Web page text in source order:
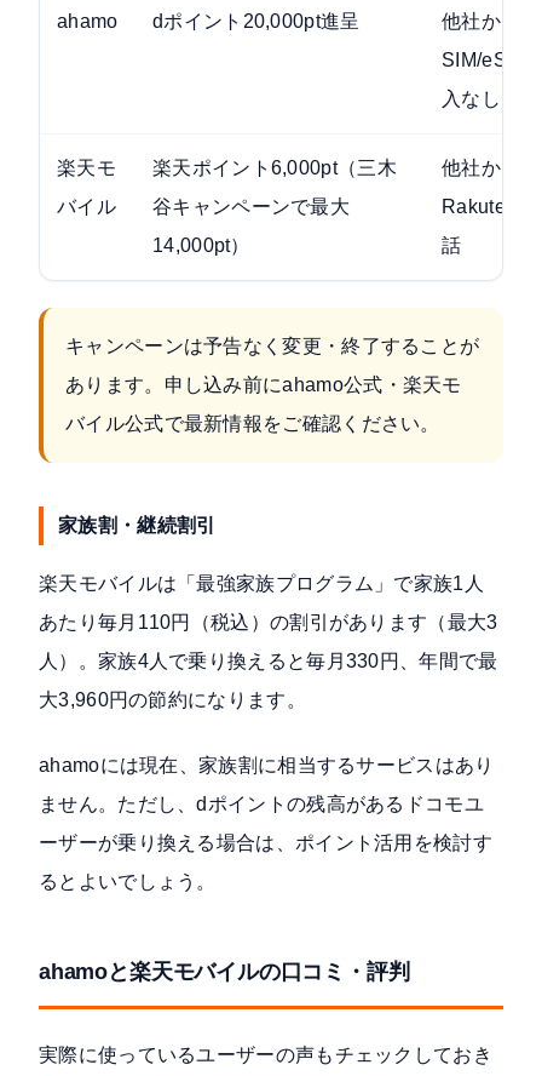
ahamo dポイント20,000pt進呈
他社から
SIM/eSIM
入なし）
楽天モ
バイル
楽天ポイント6,000pt（三木
谷キャンペーンで最大
14,000pt）
他社から
Rakuten
話
キャンペーンは予告なく変更・終了することが
あります。申し込み前にahamo公式 ・ 楽天モ
バイル公式で最新情報をご確認ください。
家族割・継続割引
楽天モバイルは「最強家族プログラム」で家族1人
あたり毎月110円（税込）の割引があります（最大3
人）。家族4人で乗り換えると毎月330円、年間で最
大3,960円の節約になります。
ahamoには現在、家族割に相当するサービスはあり
ません。ただし、dポイントの残高があるドコモユ
ーザーが乗り換える場合は、ポイント活用を検討す
るとよいでしょう。
ahamoと楽天モバイルの口コミ・評判
実際に使っているユーザーの声もチェックしておき